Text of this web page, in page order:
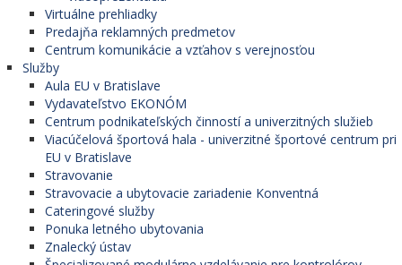
Virtuálne prehliadky
Predajňa reklamných predmetov
Centrum komunikácie a vzťahov s verejnosťou
Služby
Aula EU v Bratislave
Vydavateľstvo EKONÓM
Centrum podnikateľských činností a univerzitných služieb
Viacúčelová športová hala - univerzitné športové centrum pri
EU v Bratislave
Stravovanie
Stravovacie a ubytovacie zariadenie Konventná
Cateringové služby
Ponuka letného ubytovania
Znalecký ústav